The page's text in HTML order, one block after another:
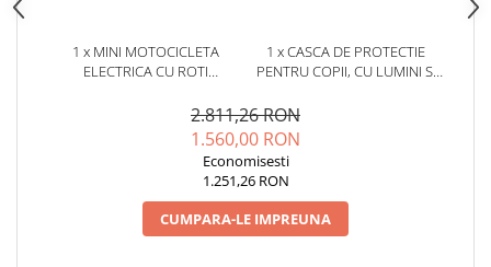
1 x MINI MOTOCICLETA
ELECTRICA CU ROTI
300W 24V, CULOARE ROZ
1 x CASCA DE PROTECTIE
PENTRU COPII, CU LUMINI SI
2.811,26 RON
1.560,00 RON
Economisesti
1.251,26 RON
CUMPARA-LE IMPREUNA